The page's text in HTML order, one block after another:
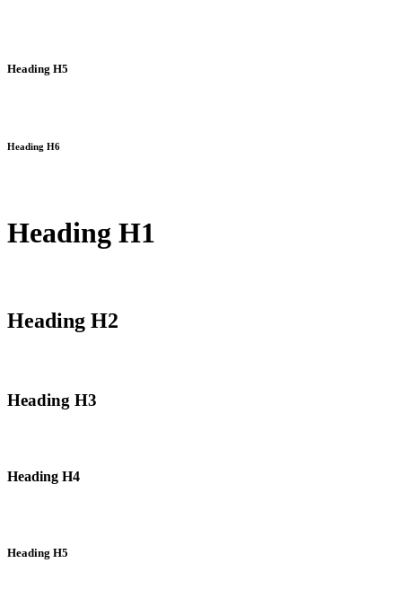
Heading H5
Heading H6
Heading H1
Heading H2
Heading H3
Heading H4
Heading H5